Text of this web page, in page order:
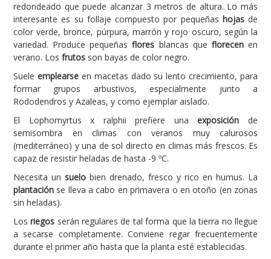
Árboles y Palmeras
Arbustos y Trepadoras
Cactus y Suculentas
redondeado que puede alcanzar 3 metros de altura. Lo más
interesante es su follaje compuesto por pequeñas hojasde
color verde, bronce, púrpura, marrón y rojo oscuro, según la
variedad. Produce pequeñasflores blancas que florecenen
verano. Los frutos son bayas de color negro.
Suele emplearseen macetas dado su lento crecimiento, para
formar grupos arbustivos, especialmente junto a
Rododendros y Azaleas, y como ejemplar aislado.
El Lophomyrtus x ralphii prefiere unaexposición de
semisombra en climas con veranos muy calurosos
(mediterráneo) y una de sol directo en climas más frescos. Es
capaz de resistir heladas de hasta -9 ºC.
Necesita un suelo bien drenado, fresco y rico en humus. La
plantación se lleva a cabo en primavera o en otoño (en zonas
sin heladas).
Losriegos serán regulares de tal forma que la tierra no llegue
a secarse completamente. Conviene regar frecuentemente
durante el primer año hasta que la planta esté establecidas.